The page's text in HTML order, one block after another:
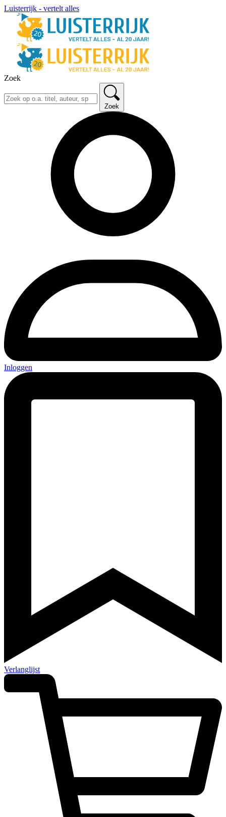
Luisterrijk - vertelt alles
Zoek
Zoek
Inloggen
Verlanglijst